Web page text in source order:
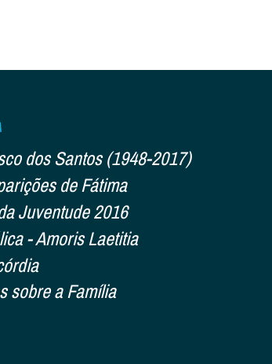
dos Santos (1948-2017)
de Fátima
Juventude 2016
- Amoris Laetitia
sobre a Família